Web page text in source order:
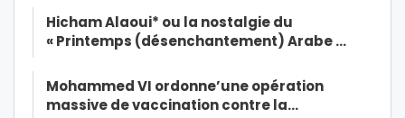
Hicham Alaoui* ou la nostalgie du
« Printemps (désenchantement) Arabe …
Mohammed VI ordonne’une opération
massive de vaccination contre la…